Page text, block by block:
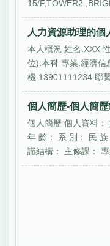
15/F,TOWER2
人力資源助理的個
本人概況 姓名:XXX
位):本科 專業:經濟
機:13901111234 聯
個人簡歷-個人簡
個人簡歷 個人資料：
年 齡： 系 別： 民
識結構： 主修課：